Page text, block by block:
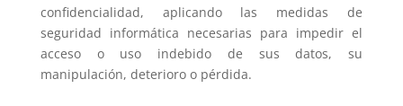
confidencialidad, aplicando las medidas de
seguridad informática necesarias para impedir el
acceso o uso indebido de sus datos, su
manipulación, deterioro o pérdida.